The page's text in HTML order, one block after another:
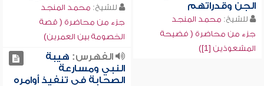
الجن وقدراتهم
للشيخ: محمد المنجد
جزء من محاضرة ( فضيحة
المشعوذين [1])
للشيخ: محمد المنجد
جزء من محاضرة ( قصة
الخصومة بين العمرين)
الفهرس: هيبة
النبي ومسارعة
الصحابة في تنفيذ أوامره